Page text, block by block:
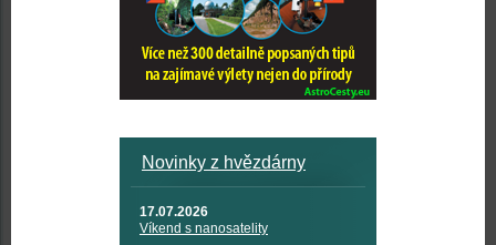
Novinky z hvězdárny
17.07.2026
Víkend s nanosatelity